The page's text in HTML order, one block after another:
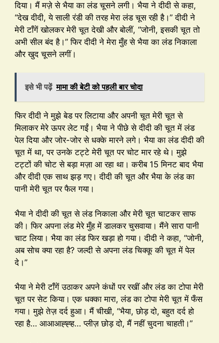
दिया। मैं मज़े से भैया का लंड चूसने लगी। भैया ने दीदी से कहा,
“देख दीदी, ये साली रंडी की तरह मेरा लंड चूस रही है।” दीदी ने
मेरी टाँगें खोलकर मेरी चूत देखी और बोलीं, “जोनी, इसकी चूत तो
अभी सील बंद है।” फिर दीदी ने मेरा मुँह से भैया का लंड निकाला
और खुद चूसने लगीं।
इसे भी पढ़ें मामा की बेटी को पहली बार चोदा
फिर दीदी ने मुझे बेड पर लिटाया और अपनी चूत मेरी चूत से
मिलाकर मेरे ऊपर लेट गईं। भैया ने पीछे से दीदी की चूत में लंड
पेल दिया और जोर-जोर से धक्के मारने लगे। भैया का लंड दीदी की
चूत में था, पर उनके टट्टे मेरी चूत पर चोट मार रहे थे। मुझे
टट्टों की चोट से बड़ा मज़ा आ रहा था। करीब 15 मिनट बाद भैया
और दीदी एक साथ झड़ गए। दीदी की चूत और भैया के लंड का
पानी मेरी चूत पर फैल गया।
भैया ने दीदी की चूत से लंड निकाला और मेरी चूत चाटकर साफ
की। फिर अपना लंड मेरे मुँह में डालकर चुसवाया। मैंने सारा पानी
चाट लिया। भैया का लंड फिर खड़ा हो गया। दीदी ने कहा, “जोनी,
अब सोच क्या रहा है? जल्दी से अपना लंड चिक्कू की चूत में पेल
दे।”
भैया ने मेरी टाँगें उठाकर अपने कंधों पर रखीं और लंड का टोपा मेरी
चूत पर सेट किया। एक धक्का मारा, लंड का टोपा मेरी चूत में फँस
गया। मुझे तेज़ दर्द हुआ। मैं चीखी, “भैया, छोड़ दो, बहुत दर्द हो
रहा है… आआआह्ह्ह… प्लीज़ छोड़ दो, मैं नहीं चुदना चाहती।”